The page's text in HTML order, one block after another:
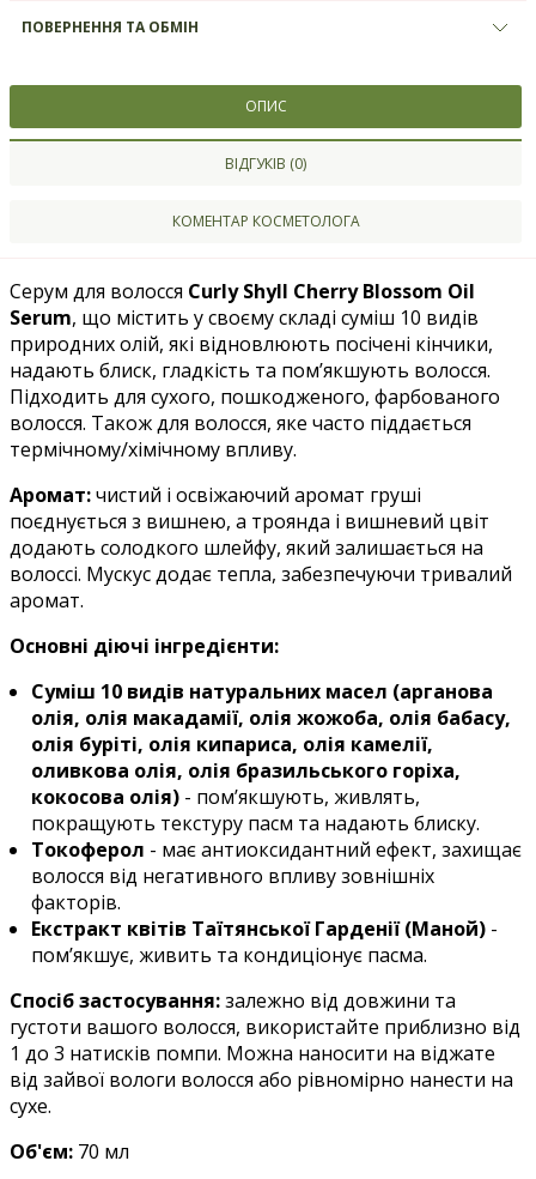
ПОВЕРНЕННЯ ТА ОБМІН
ОПИС
ВІДГУКІВ (0)
КОМЕНТАР КОСМЕТОЛОГА
Серум для волосся Curly Shyll Cherry Blossom Oil
Serum, що містить у своєму складі суміш 10 видів
природних олій, які відновлюють посічені кінчики,
надають блиск, гладкість та пом’якшують волосся.
Підходить для сухого, пошкодженого, фарбованого
волосся. Також для волосся, яке часто піддається
термічному/хімічному впливу.
Аромат:чистий і освіжаючий аромат груші
поєднується з вишнею, а троянда і вишневий цвіт
додають солодкого шлейфу, який залишається на
волоссі. Мускус додає тепла, забезпечуючи тривалий
аромат.
Основні діючі інгредієнти:
Суміш 10 видів натуральних масел (арганова
олія, олія макадамії, олія жожоба, олія бабасу,
олія буріті, олія кипариса, олія камелії,
оливкова олія, олія бразильського горіха,
кокосова олія)- пом’якшують, живлять,
покращують текстуру пасм та надають блиску.
Токоферол - має антиоксидантний ефект, захищає
волосся від негативного впливу зовнішніх
факторів.
Екстракт квітів Таїтянської Гарденії (Маной)-
пом’якшує, живить та кондиціонує пасма.
Спосіб застосування:залежно від довжини та
густоти вашого волосся, використайте приблизно від
1 до 3 натисків помпи. Можна наносити на віджате
від зайвої вологи волосся або рівномірно нанести на
сухе.
Об'єм: 70 мл